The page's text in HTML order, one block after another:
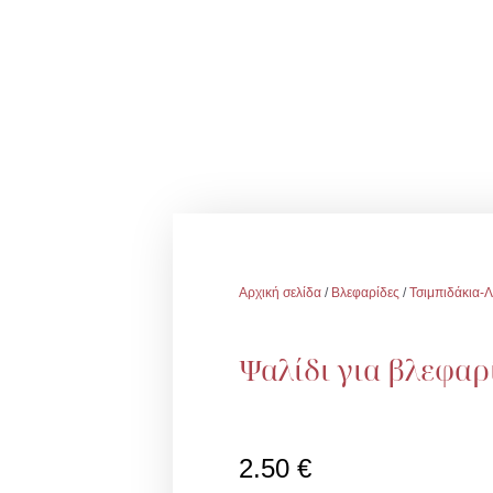
Αρχική σελίδα/ Βλεφαρίδες /Τσιμπιδάκια-
Ψαλίδι για
2.50 €